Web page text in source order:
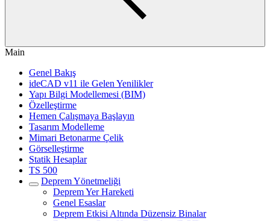
Main
Genel Bakış
ideCAD v11 ile Gelen Yenilikler
Yapı Bilgi Modellemesi (BIM)
Özelleştirme
Hemen Çalışmaya Başlayın
Tasarım Modelleme
Mimari Betonarme Çelik
Görselleştirme
Statik Hesaplar
TS 500
Deprem Yönetmeliği
Deprem Yer Hareketi
Genel Esaslar
Deprem Etkisi Altında Düzensiz Binalar